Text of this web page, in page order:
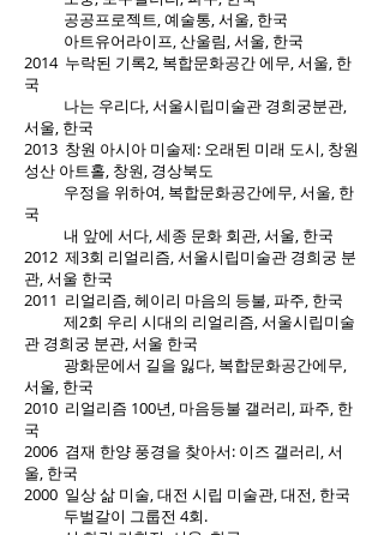
공공프로젝트, 예술통, 서울, 한국
아트유어라이프, 산울림, 서울, 한국
2014 누락된 기록2, 복합문화공간 에무, 서울, 한
국
나는 우리다, 서울시립미술관 경희궁분관,
서울, 한국
2013 창원 아시아 미술제: 오래된 미래 도시, 창원
성산 아트홀, 창원, 경상북도
우정을 위하여, 복합문화공간에무, 서울, 한
국
내 앞에 서다, 세종 문화 회관, 서울, 한국
2012 제3회 리얼리즘, 서울시립미술관 경희궁 분
관, 서울 한국
2011 리얼리즘, 헤이리 마음의 등불, 파주, 한국
제2회 우리 시대의 리얼리즘, 서울시립미술
관 경희궁 분관, 서울 한국
광화문에서 길을 잃다, 복합문화공간에무,
서울, 한국
2010 리얼리즘 100년, 마음등불 갤러리, 파주, 한
국
2006 겸재 한양 풍경을 찾아서: 이즈 갤러리, 서
울, 한국
2000 일상 삶 미술, 대전 시립 미술관, 대전, 한국
두벌갈이 그룹전 4회.